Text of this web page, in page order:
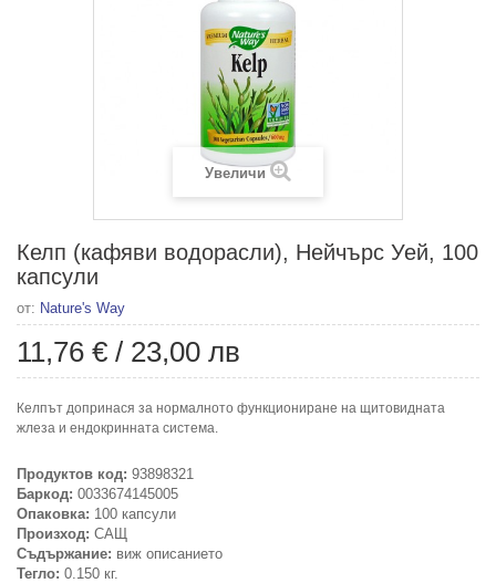
Увеличи
Келп (кафяви водорасли), Нейчърс Уей, 100
капсули
от: Nature's Way
11,76 € / 23,00 лв
Келпът допринася за нормалното функциониране на щитовидната
жлеза и ендокринната система.
Продуктов код: 93898321
Баркод: 0033674145005
Опаковка: 100 капсули
Произход: САЩ
Съдържание: виж описанието
Тегло: 0.150 кг.